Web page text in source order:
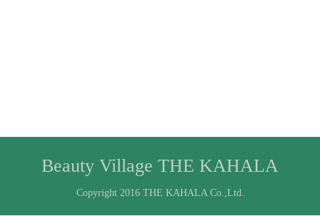
Beauty Village THE KAHALA
Copyright 2016 THE KAHALA Co.,Ltd.